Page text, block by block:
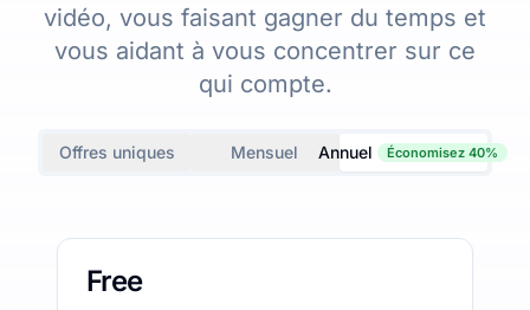
vidéo, vous faisant gagner du temps et
vous aidant à vous concentrer sur ce
qui compte.
Offres uniques Mensuel Annuel Économisez 40%
Free